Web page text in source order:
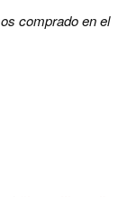
comprado en el